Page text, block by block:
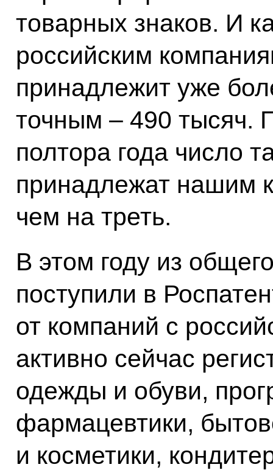
товарных знаков. И
российским
принадлежит уже
точным – 490 тысяч.
полтора года число
принадлежат нашим
чем на треть.
В этом году из
поступили в
от компаний с
активно сейчас
одежды и обуви,
фармацевтики,
и косметики,